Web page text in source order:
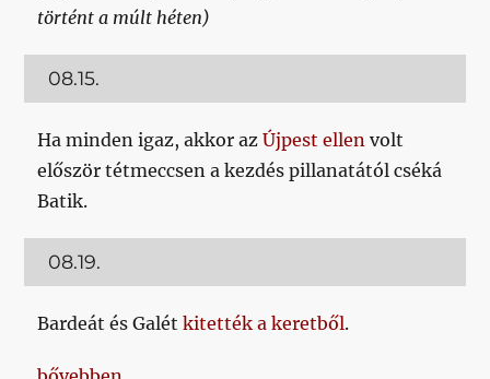
történt a múlt héten)
08.15.
Ha minden igaz, akkor azÚjpest ellen volt
először tétmeccsen a kezdés pillanatától cséká
Batik.
08.19.
Bardeát és Galétkitették a keretből.